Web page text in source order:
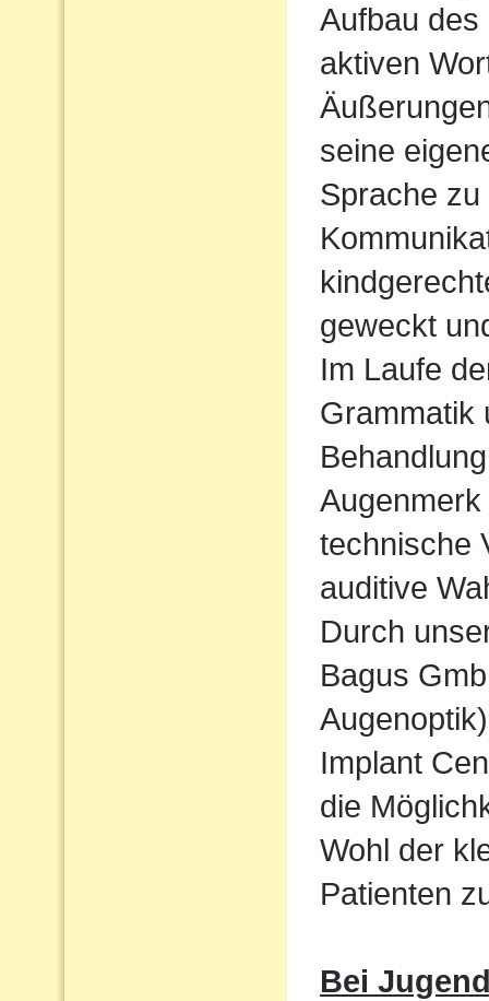
Aufbau
aktiven
seine
Sprache
geweckt
Im Laufe
Grammatik
technische
auditive
Durch
Bagus
Implant
die
Wohl der
Patienten
Bei